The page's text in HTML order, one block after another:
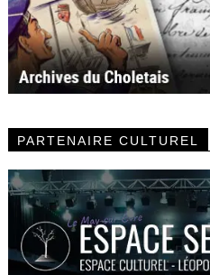
PARTENAIRE CULTUREL